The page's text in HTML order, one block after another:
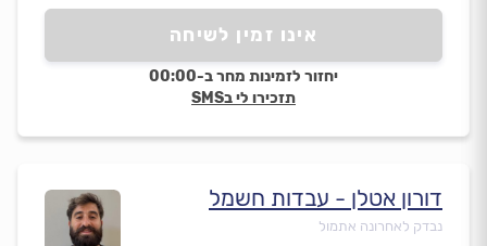
אינו זמין לשיחה
יחזור לזמינות מחר ב-00:00
תזכירו לי בSMS
דורון אטלן - עבדות חשמל
נבדק לאחרונה אתמול